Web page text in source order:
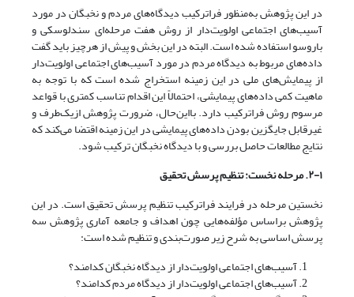
در این پژوهش به‌منظور فراترکیب دیدگاه‌‌های مردم و نخبگان در مورد
آسیب‌های اجتماعی اولویت‌‌دار از روش هفت مرحله‌‌ای سندلوسکی و
باروسو استفاده شده است. البته در این بخش و پیش از هر‌چیز باید گفت
داده‌‌های مربوط به دیدگاه مردم در مورد آسیب‌های اجتماعی اولویت‌‌دار
از پیمایش‌‌های ملی در این زمینه استخراج شده است که با توجه به
ماهیت کمی داده‌‌های پیمایشی، احتمالاً این اقدام تناسب کمتری با قواعد
مرسوم روش فراترکیب دارد. با‌این‌حال، ضرورت پژوهش از‌یک‌طرف و
غیرقابل جایگزین بودن داده‌‌های پیمایشی در این زمینه اقتضا می‌‌کند که
نتایج مطالعات حاصل بررسی و با دیدگاه نخبگان ترکیب شود.
۲-۱. مرحله نخست: تنظیم پرسش تحقیق
نخستین مرحله در فرایند فراترکیب تنظیم پرسش تحقیق است. در این
پژوهش بر‌اساس مؤلفه‌‌هایی چون اهداف و جامعه آماری پژوهش سه
پرسش اساسی به شرح زیر صورت‌‌بندی و تنظیم شده است:
آسیب‌های اجتماعی اولویت‌‌دار از دیدگاه نخبگان کدامند؟
آسیب‌های اجتماعی اولویت‌‌دار از دیدگاه مردم کدامند؟